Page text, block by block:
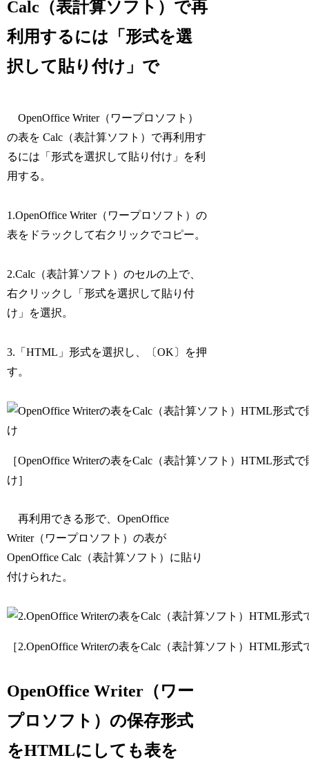
Calc（表計算ソフト）で再
利用するには「形式を選
択して貼り付け」で
OpenOffice Writer（ワープロソフト）
の表を Calc（表計算ソフト）で再利用す
るには「形式を選択して貼り付け」を利
用する。
1.OpenOffice Writer（ワープロソフト）の
表をドラックして右クリックでコピー。
2.Calc（表計算ソフト）のセルの上で、
右クリックし「形式を選択して貼り付
け」を選択。
3.「HTML」形式を選択し、〔OK〕を押
す。
［OpenOffice Writerの表をCalc（表計算ソフト）HTML形式
け］
再利用できる形で、OpenOffice
Writer（ワープロソフト）の表が
OpenOffice Calc（表計算ソフト）に貼り
付けられた。
［2.OpenOffice Writerの表をCalc（表計算ソフト）HTML形式
OpenOffice Writer（ワー
プロソフト）の保存形式
をHTMLにしても表を